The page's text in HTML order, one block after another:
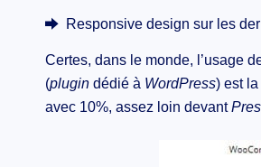
Responsive design sur les
Certes, dans le monde, l’usage
(plugin dédié à WordPress) est
avec 10%, assez loin devant